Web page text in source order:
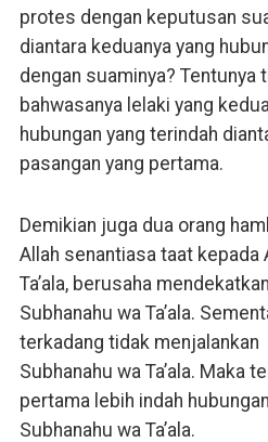
protes dengan keputusan
diantara keduanya yang
dengan suaminya? Tentunya
bahwasanya lelaki yang
hubungan yang terindah
pasangan yang pertama.
Demikian juga dua orang
Allah senantiasa taat kepada
Ta’ala, berusaha
Subhanahu wa Ta’ala.
terkadang tidak menjalankan
Subhanahu wa Ta’ala. Maka
pertama lebih indah
Subhanahu wa Ta’ala.